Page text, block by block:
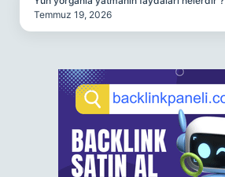
Temmuz 19, 2026